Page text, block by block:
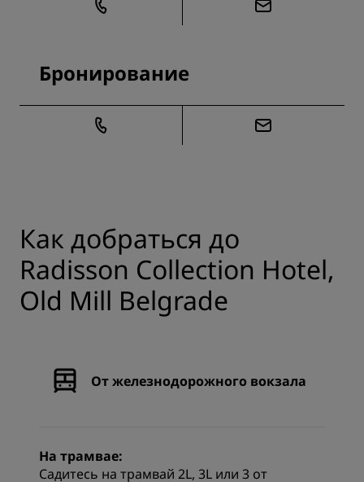
Бронирование
Как добраться до
Radisson Collection Hotel,
Old Mill Belgrade
От железнодорожного вокзала
На трамвае:
Садитесь на трамвай 2L, 3L или 3 от